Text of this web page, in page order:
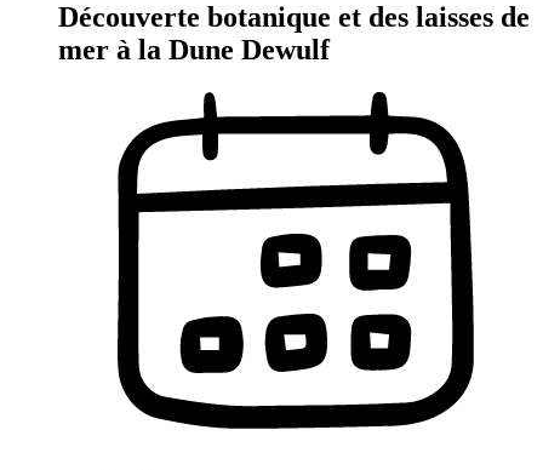
Découverte botanique et des laisses de
mer à la Dune Dewulf